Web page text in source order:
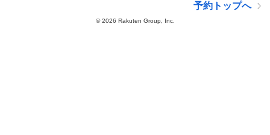
予約トップへ
©2026 Rakuten Group, Inc.